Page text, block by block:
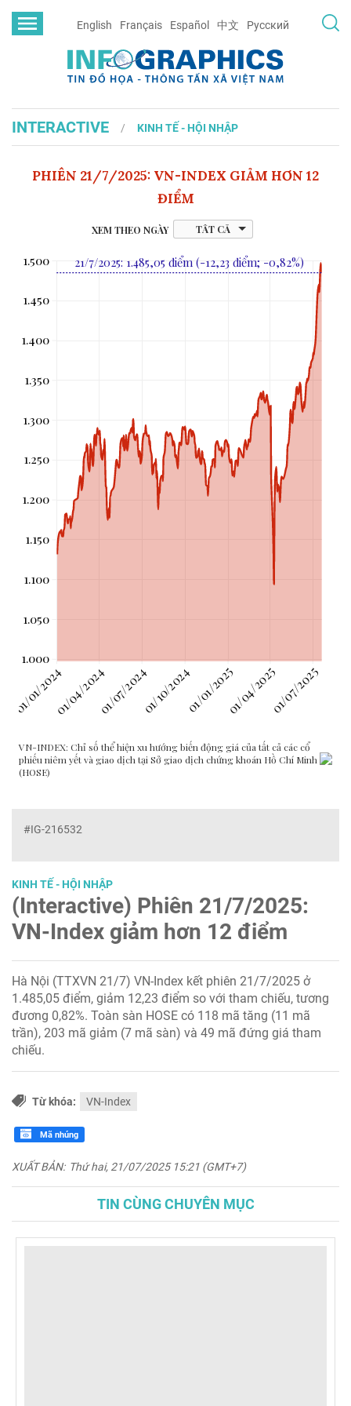
English Français Español 中文 Русский
INTERACTIVE KINH TẾ - HỘI NHẬP
#IG-216532
KINH TẾ - HỘI NHẬP
(Interactive) Phiên 21/7/2025:
VN-Index giảm hơn 12 điểm
Hà Nội (TTXVN 21/7) VN-Index kết phiên 21/7/2025 ở
1.485,05 điểm, giảm 12,23 điểm so với tham chiếu, tương
đương 0,82%. Toàn sàn HOSE có 118 mã tăng (11 mã
trần), 203 mã giảm (7 mã sàn) và 49 mã đứng giá tham
chiếu.
Từ khóa: VN-Index
Mã nhúng
XUẤT BẢN: Thứ hai, 21/07/2025 15:21 (GMT+7)
TIN CÙNG CHUYÊN MỤC